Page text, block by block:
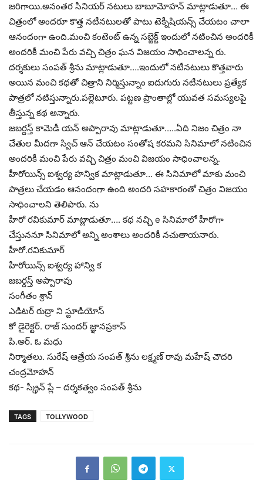
జరిగాయి.అనంతర సీనియర్ నటులు బాబూమోహన్ మాట్లాడుతూ… ఈ
చిత్రంలో అందరూ కొత్త నటీనటులతో పాటు టెక్నీషియన్స్ చేయటం చాలా
ఆనందంగా ఉంది.మంచి కంటెంట్ ఉన్న సబ్జెక్ట్ ఇందులో నటించిన అందరికీ
అందరికీ మంచి పేరు వచ్చి చిత్రం ఘన విజయం సాధించాలన్న రు.
దర్శకులు సంపత్ శ్రీను మాట్లాడుతూ….ఇందులో నటీనటులు కొత్తవారు
అయిన మంచి కథతో చిత్రాని నిర్మిస్తున్నాం ఐదుగురు నటీనటులు ప్రత్యేక
పాత్రలో నటిస్తున్నారు.పల్లెటూరు. పట్టణ ప్రాంతాల్లో యువత సమస్యలపై
తీస్తున్న కథ అన్నారు.
జబర్దస్త్ కామెడీ యన్ అప్పారావు మాట్లాడుతూ…..ఏది నిజం చిత్రం నా
చేతుల మీదగా స్విచ్ ఆన్ చేయటం సంతోష కరమని సినిమాలో నటించిన
అందరికీ మంచి పేరు వచ్చి చిత్రం మంచి విజయం సాధించాలన్న.
హీరోయిన్స్ ఐశ్వర్య హన్విక మాట్లాడుతూ… ఈ సినిమాలో మాకు మంచి
పాత్రలు చేయడం ఆనందంగా ఉంది అందరి సహకారంతో చిత్రం విజయం
సాధించాలని తెలిపారు. ను
హీరో రవికుమార్ మాట్లాడుతూ…. కథ నచ్చి e సినిమాలో హీరోగా
చేస్తుననూ సినిమాలో అన్ని అంశాలు అందరికీ నచుతాయనారు.
హీరో.రవికుమార్
హీరోయిన్స్ ఐశ్వర్య హాన్వి క
జబర్దస్త్ అప్పారావు
సంగీతం శ్రాన్
ఎడిటర్ రుద్రా ని స్టూడియోస్
కో డైరెక్టర్. రాజ్ సుందర్ జ్ఞానప్రకాస్
పి.అర్. ఓ మధు
నిర్మాతలు. సురేష్ ఆత్రేయ సంపత్ శ్రీను లక్ష్మణ్ రావు మహేష్ చౌదరి
చంద్రమోహన్
కథ- స్క్రీన్ ప్లే – దర్శకత్వం సంపత్ శ్రీను
TAGS TOLLYWOOD